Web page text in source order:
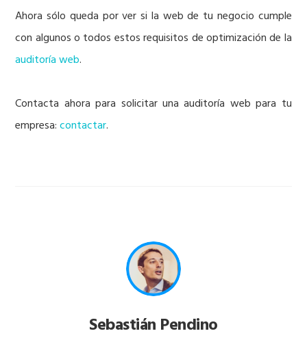
Ahora sólo queda por ver si la web de tu negocio cumple
con algunos o todos estos requisitos de optimización de la
auditoría web.
Contacta ahora para solicitar una auditoría web para tu
empresa:contactar.
Sebastián Pendino